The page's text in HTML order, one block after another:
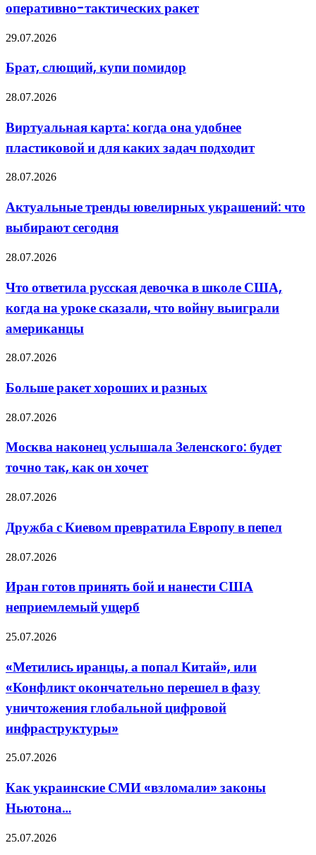
в
оперативно-
тактических
оперативно-тактических ракет
Брат,
купи
помидор
29.07.2026
Брат, слющий, купи помидор
Виртуальная
когда
она
удобнее
и
задач
подходит
28.07.2026
Виртуальная карта: когда она удобнее
пластиковой и для каких задач подходит
Актуальные
ювелирных
украшений:
что
сегодня
28.07.2026
Актуальные тренды ювелирных украшений: что
выбирают сегодня
Что
русская
девочка
в
США,
на
сказали,
что
выиграли
28.07.2026
Что ответила русская девочка в школе США,
когда на уроке сказали, что войну выиграли
американцы
Больше
хороших
и
28.07.2026
Больше ракет хороших и разных
Москва
услышала
Зеленского:
будет
так,
хочет
28.07.2026
Москва наконец услышала Зеленского: будет
точно так, как он хочет
Дружба
Киевом
превратила
в
28.07.2026
Дружба с Киевом превратила Европу в пепел
Иран
принять
бой
и
США
28.07.2026
Иран готов принять бой и нанести США
неприемлемый ущерб
«Метились
попал
Китай»,
«Конфликт
окончательно
перешел
фазу
глобальной
цифровой
инфраструктуры»
25.07.2026
«Метились иранцы, а попал Китай», или
«Конфликт окончательно перешел в фазу
уничтожения глобальной цифровой
инфраструктуры»
Как
СМИ
«взломали»
законы
25.07.2026
Как украинские СМИ «взломали» законы
Ньютона…
На
25.07.2026